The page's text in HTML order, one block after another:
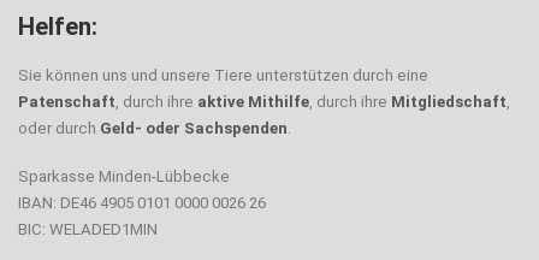
Helfen:
Sie können uns und unsere Tiere unterstützen durch eine
Patenschaft, durch ihre aktive Mithilfe, durch ihre Mitgliedschaft,
oder durch Geld- oder Sachspenden.
Sparkasse Minden-Lübbecke
IBAN: DE46 4905 0101 0000 0026 26
BIC: WELADED1MIN